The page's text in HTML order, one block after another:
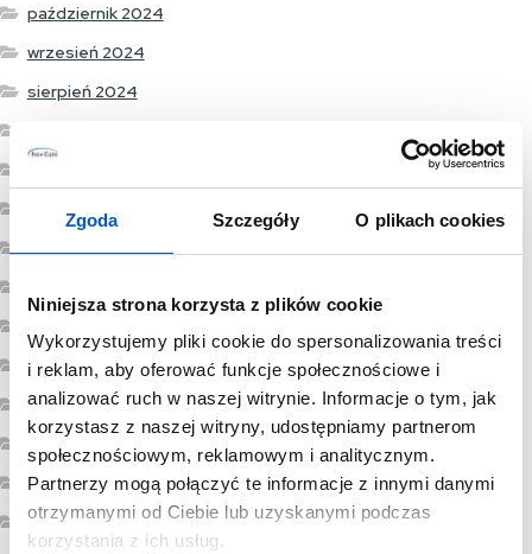
Zgoda Szczegóły O plikach cookies
Niniejsza strona korzysta z plików cookie
Wykorzystujemy pliki cookie do spersonalizowania treści
i reklam, aby oferować funkcje społecznościowe i
analizować ruch w naszej witrynie. Informacje o tym, jak
korzystasz z naszej witryny, udostępniamy partnerom
społecznościowym, reklamowym i analitycznym.
Partnerzy mogą połączyć te informacje z innymi danymi
otrzymanymi od Ciebie lub uzyskanymi podczas
korzystania z ich usług.
październik 2024
wrzesień 2024
sierpień 2024
marzec 2024
luty 2024
wrzesień 2023
sierpień 2023
lipiec 2023
czerwiec 2023
maj 2023